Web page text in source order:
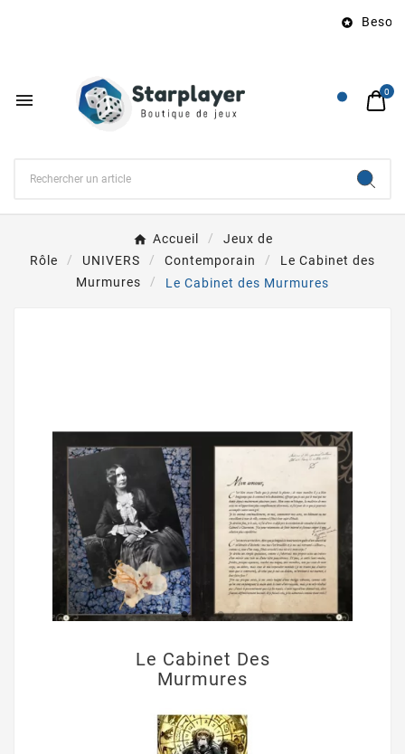
 Besoin
 0
Accueil
Jeux de
Rôle
UNIVERS Contemporain
Le Cabinet des
Murmures
Le Cabinet des Murmures
Le Cabinet Des
Murmures